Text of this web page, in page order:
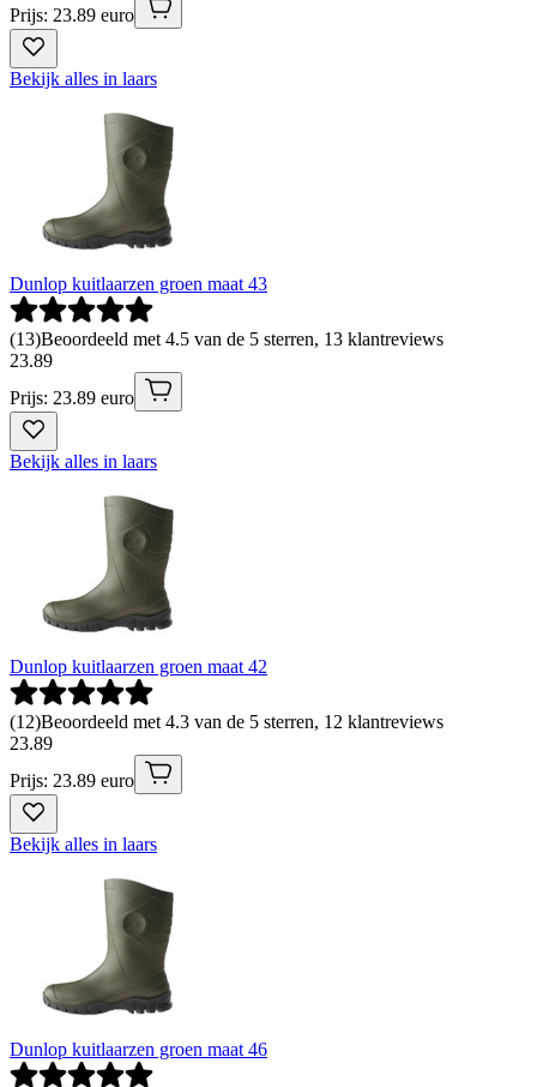
Prijs: 23.89 euro
Bekijk alles in laars
Dunlop kuitlaarzen groen maat 43
(13)Beoordeeld met 4.5 van de 5 sterren, 13 klantreviews
23.89
Prijs: 23.89 euro
Bekijk alles in laars
Dunlop kuitlaarzen groen maat 42
(12)Beoordeeld met 4.3 van de 5 sterren, 12 klantreviews
23.89
Prijs: 23.89 euro
Bekijk alles in laars
Dunlop kuitlaarzen groen maat 46